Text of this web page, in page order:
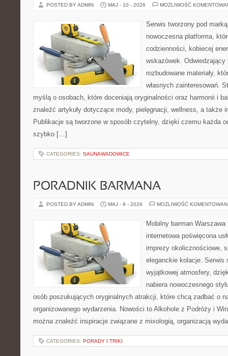
POSTED BY ADMIN MAJ - 10 - 2026 MOŻLIWOŚĆ
Serwis tworzony pod
nowoczesna platforma,
codzienności, kobiecej
wskazówek.
rozbudowane materiały,
własnych zainteresowań.
myślą o osobach, które doceniają oryginalności oraz harmonii i
znaleźć artykuły dotyczące mody, pielęgnacji, wellness, a także
Publikacje są tworzone w sposób czytelny, dzięki czemu każda
szybko […]
CATEGORIES: SAUNAWADOWICE
PORADNIK BARMANA
POSTED BY ADMIN MAJ - 9 - 2026 MOŻLIWOŚĆ
Mobilny barman
internetowa poświęcona
imprezy okolicznościowe,
eleganckie kolacje. Serwis
wyjątkowej atmosfery,
nabiera nowoczesnego
osób poszukujących oryginalnych atrakcji, które chcą zadbać o
organizowanego wydarzenia. Nowości to Alkohole z Podróży i
można znaleźć inspiracje związane z mixologią, organizacją
CATEGORIES: PORADY I TRIKI